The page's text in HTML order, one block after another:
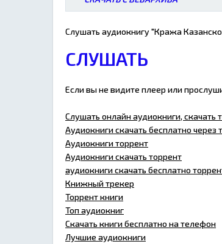
Слушать аудиокнигу "Кража
СЛУШАТЬ
Если вы не видите плеер или
Слушать онлайн аудиокниги, скачать
Аудиокниги скачать бесплатно через
Аудиокниги торрент
Аудиокниги скачать торрент
аудиокниги скачать бесплатно
Книжный трекер
Торрент книги
Топ аудиокниг
Скачать книги бесплатно на телефон
Лучшие аудиокниги